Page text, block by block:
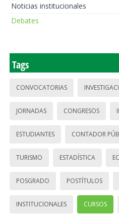
Noticias institucionales
Debates
Tags
CONVOCATORIAS
JORNADAS CONGRESOS
ESTUDIANTES CONTADOR
TURISMO ESTADÍSTICA
POSGRADO POSTÍTULOS
INSTITUCIONALES CURSOS